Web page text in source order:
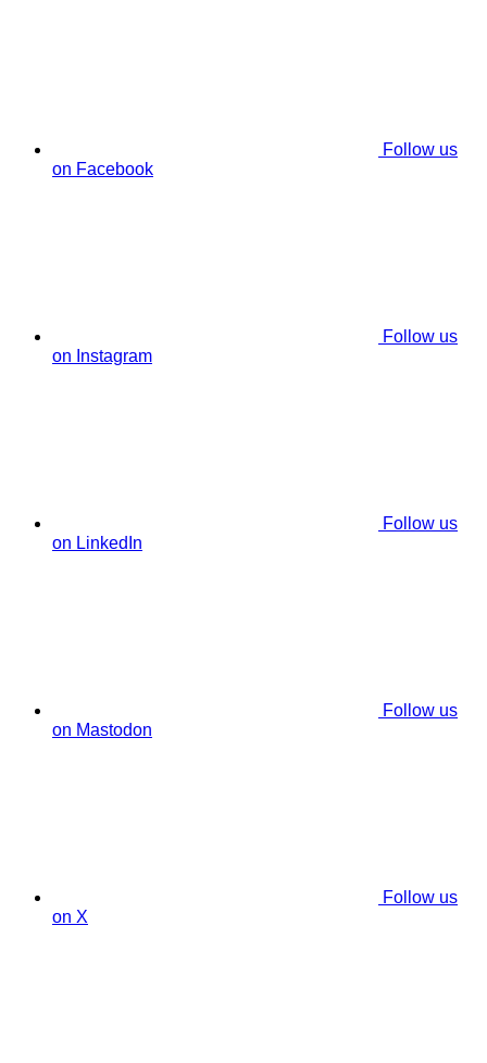
Follow us
on Facebook
Follow us
on Instagram
Follow us
on LinkedIn
Follow us
on Mastodon
Follow us
on X